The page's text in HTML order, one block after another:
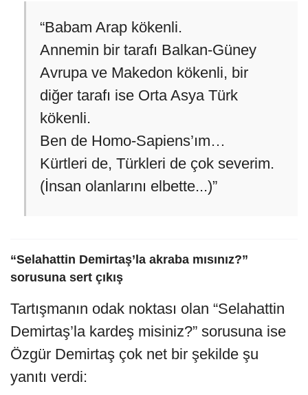
“Babam Arap kökenli.
Annemin bir tarafı Balkan-Güney
Avrupa ve Makedon kökenli, bir
diğer tarafı ise Orta Asya Türk
kökenli.
Ben de Homo-Sapiens’ım…
Kürtleri de, Türkleri de çok severim.
(İnsan olanlarını elbette...)”
“Selahattin Demirtaş’la akraba mısınız?”
sorusuna sert çıkış
Tartışmanın odak noktası olan “Selahattin
Demirtaş’la kardeş misiniz?” sorusuna ise
Özgür Demirtaş çok net bir şekilde şu
yanıtı verdi: